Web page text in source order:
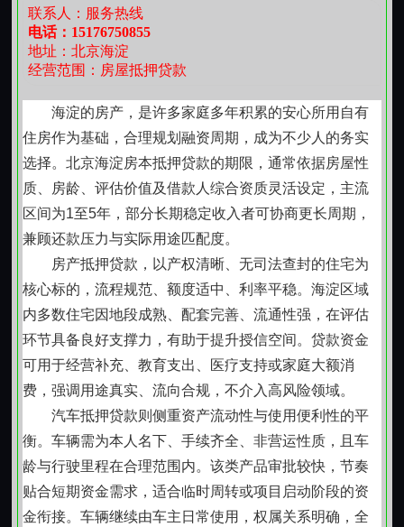
【私人借款：熟人关系基础上的务实协作】
在双方自愿、权责明晰的前提下，为有短期资金调
剂需求的个体提供协商式资金支持。强调契约精神与书
面约定，利息与期限由双方平等商定，全程遵循民法典
关于民间借贷的相关规范，保障出借人权益的同时，也
维护借款人合理使用空间。
【民间贷款：本地化资源网络下的灵活响应】
依托区域内多年积累的信任关系与信息互通机制，
为部分暂未纳入传统金融机构覆盖范围的客户提供适配
方案。操作中坚持透明沟通、条款具象、还款路径明
确，杜绝隐性成本与模糊责任，注重资金使用的合理性
与可持续性。
【小额贷款：小额高频需求的稳妥承接】
针对单笔金额相对有限、用途具体明确的资金需
求，设置简洁材料清单与精简审核节点。适用于设备维
修、小型采购、临时差旅等场景，强调资金到账与实际
用途的匹配度，不过度延伸授信边界，保持借贷关系健
康可持续。
所有业务均严格依据现行法律法规开展，资料提交
后由专人对接，逐项确认完整性；评估阶段充分考虑区
域市场特征与资产实际状况；签约前完整告知权利义
联系人：服务热线
电话：15176750855
地址：北京海淀
经营范围：房屋抵押贷款
海淀的房产，是许多家庭多年积累的安心所用自有
住房作为基础，合理规划融资周期，成为不少人的务实
选择。北京海淀房本抵押贷款的期限，通常依据房屋性
质、房龄、评估价值及借款人综合资质灵活设定，主流
区间为1至5年，部分长期稳定收入者可协商更长周期，
兼顾还款压力与实际用途匹配度。
房产抵押贷款，以产权清晰、无司法查封的住宅为
核心标的，流程规范、额度适中、利率平稳。海淀区域
内多数住宅因地段成熟、配套完善、流通性强，在评估
环节具备良好支撑力，有助于提升授信空间。贷款资金
可用于经营补充、教育支出、医疗支持或家庭大额消
费，强调用途真实、流向合规，不介入高风险领域。
汽车抵押贷款则侧重资产流动性与使用便利性的平
衡。车辆需为本人名下、手续齐全、非营运性质，且车
龄与行驶里程在合理范围内。该类产品审批较快，节奏
贴合短期资金需求，适合临时周转或项目启动阶段的资
金衔接。车辆继续由车主日常使用，权属关系明确，全